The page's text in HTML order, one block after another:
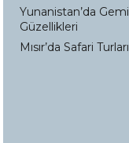
Yunanistan’da
Güzellikleri
Mısır’da Safari